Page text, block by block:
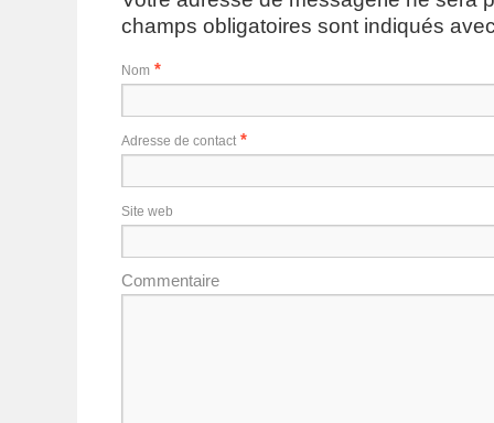
champs obligatoires sont indiqués
Nom *
Adresse de contact *
Site web
Commentaire